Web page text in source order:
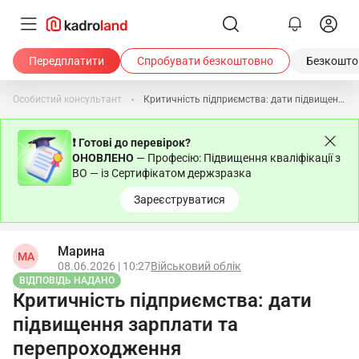
Передплатити Спробувати безкоштовно
Особистий консультант Критичність підприємства: дати підвищення зарплати та перепроходження
❗ Готові до перевірок?
ОНОВЛЕНО — Професію: Підвищення кваліфікації з
ВО — із Сертифікатом держзразка
Зареєструватися
МА Марина
08.06.2026 | 10:27Військовий облік
ВІДПОВІДЬ НАДАНО
Критичність підприємства: дати
підвищення зарплати та
перепроходження